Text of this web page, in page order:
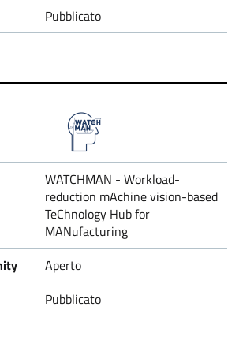
Pubblicato
WATCHMAN - Workload-
reduction mAchine vision-based
TeChnology Hub for
MANufacturing
Aperto
Pubblicato